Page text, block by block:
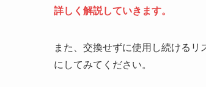
詳しく解説していきます。
また、交換せずに使用し続ける
にしてみてください。